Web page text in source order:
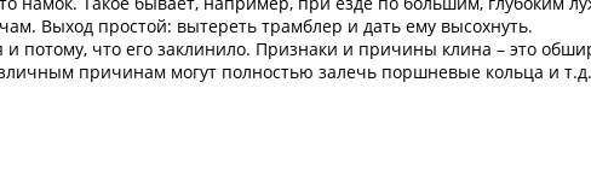
Выход простой: вытереть трамблер и дать ему высохнуть.
и потому, что его заклинило. Признаки и причины клина – это
причинам могут полностью залечь поршневые кольца и т.д.